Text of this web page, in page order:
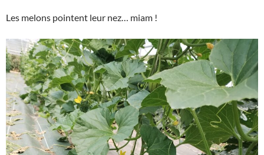
Les melons pointent leur nez… miam !